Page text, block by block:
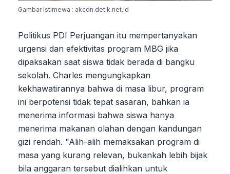
Gambar Istimewa : akcdn.detik.net.id
Politikus PDI Perjuangan itu mempertanyakan
urgensi dan efektivitas program MBG jika
dipaksakan saat siswa tidak berada di bangku
sekolah. Charles mengungkapkan
kekhawatirannya bahwa di masa libur, program
ini berpotensi tidak tepat sasaran, bahkan ia
menerima informasi bahwa siswa hanya
menerima makanan olahan dengan kandungan
gizi rendah. "Alih-alih memaksakan program di
masa yang kurang relevan, bukankah lebih bijak
bila anggaran tersebut dialihkan untuk